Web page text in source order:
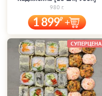
980 г.
1 899
СУПЕРЦЕНА